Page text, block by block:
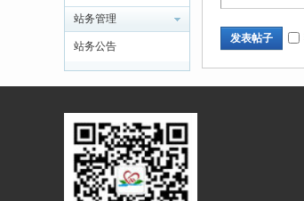
站务管理
站务公告
发表帖子